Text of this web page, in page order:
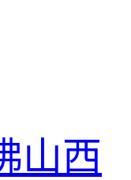
山西